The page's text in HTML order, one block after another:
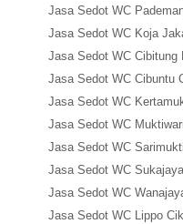
Jasa Sedot WC
Jasa Sedot WC Koja
Jasa Sedot WC Cibitung
Jasa Sedot WC Cibuntu
Jasa Sedot WC
Jasa Sedot WC
Jasa Sedot WC
Jasa Sedot WC
Jasa Sedot WC
Jasa Sedot WC Lippo